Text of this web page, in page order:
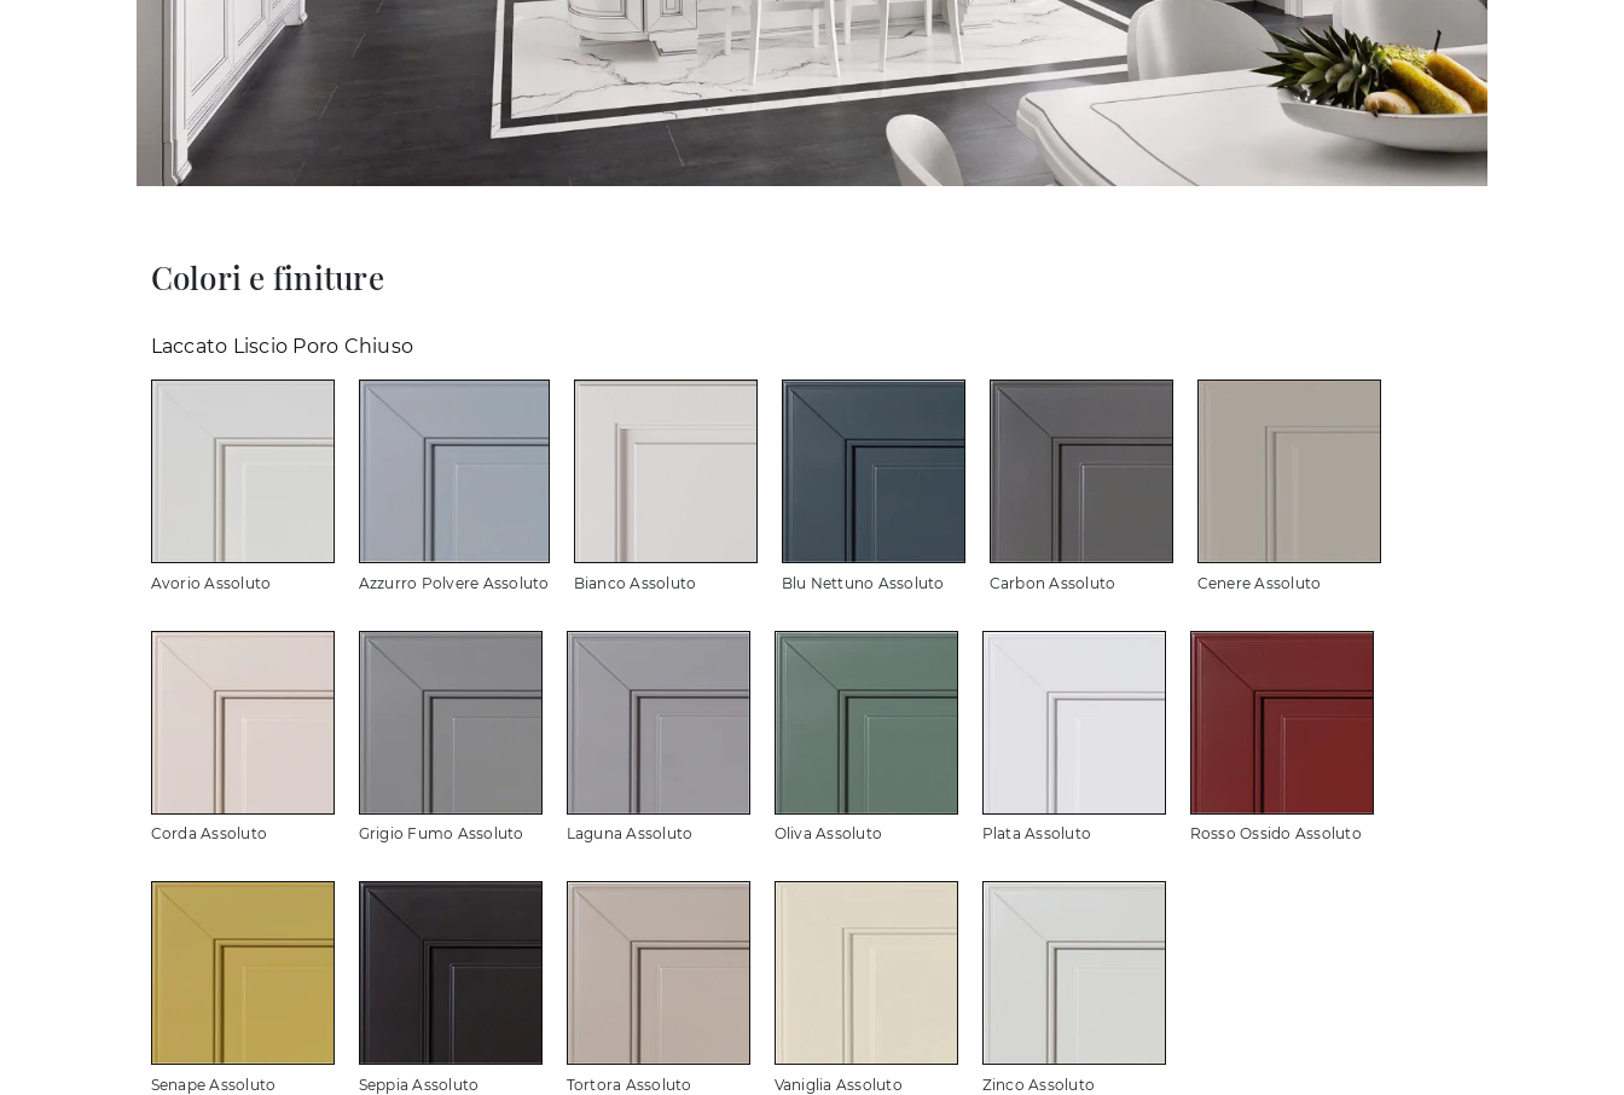
Colori e finiture
Laccato Liscio Poro Chiuso
Avorio Assoluto Azzurro Polvere Assoluto Bianco Assoluto Blu Nettuno Assoluto Carbon Assoluto Cenere Assoluto
Corda Assoluto Grigio Fumo Assoluto Laguna Assoluto Oliva Assoluto Plata Assoluto Rosso Ossido Assoluto
Senape Assoluto Seppia Assoluto Tortora Assoluto Vaniglia Assoluto Zinco Assoluto